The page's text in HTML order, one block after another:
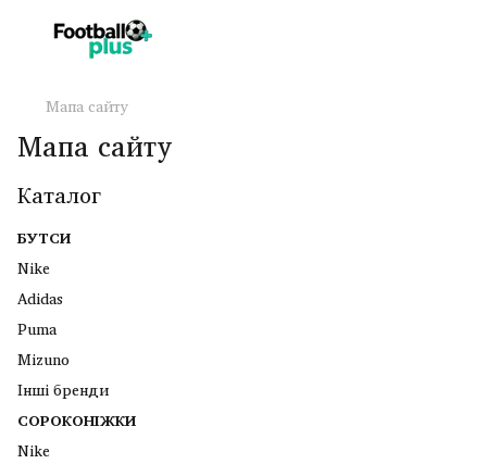
Мапа сайту
Мапа сайту
Каталог
БУТСИ
Nike
Adidas
Puma
Mizuno
Інші бренди
СОРОКОНІЖКИ
Nike